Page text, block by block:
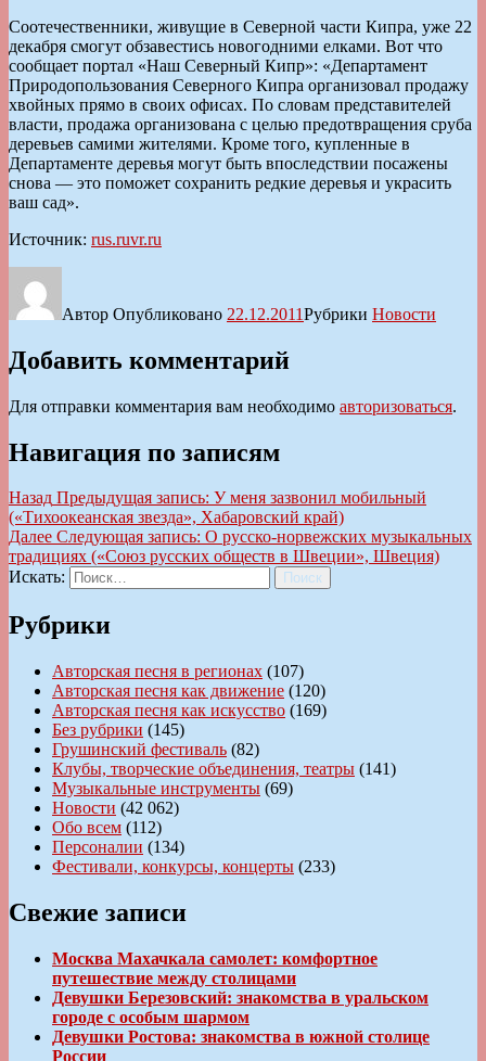
Соотечественники, живущие в Северной части Кипра, уже 22
декабря смогут обзавестись новогодними елками. Вот что
сообщает портал «Наш Северный Кипр»: «Департамент
Природопользования Северного Кипра организовал продажу
хвойных прямо в своих офисах. По словам представителей
власти, продажа организована с целью предотвращения сруба
деревьев самими жителями. Кроме того, купленные в
Департаменте деревья могут быть впоследствии посажены
снова — это поможет сохранить редкие деревья и украсить
ваш сад».
Источник: rus.ruvr.ru
Автор Опубликовано 22.12.2011Рубрики Новости
Добавить комментарий
Для отправки комментария вам необходимо авторизоваться.
Навигация по записям
Назад Предыдущая запись: У меня зазвонил мобильный
(«Тихоокеанская звезда», Хабаровский край)
Далее Следующая запись: О русско-норвежских музыкальных
традициях («Союз русских обществ в Швеции», Швеция)
Искать:
Поиск
Рубрики
Авторская песня в регионах (107)
Авторская песня как движение (120)
Авторская песня как искусство (169)
Без рубрики (145)
Грушинский фестиваль (82)
Клубы, творческие объединения, театры (141)
Музыкальные инструменты (69)
Новости (42 062)
Обо всем (112)
Персоналии (134)
Фестивали, конкурсы, концерты (233)
Свежие записи
Москва Махачкала самолет: комфортное
путешествие между столицами
Девушки Березовский: знакомства в уральском
городе с особым шармом
Девушки Ростова: знакомства в южной столице
России